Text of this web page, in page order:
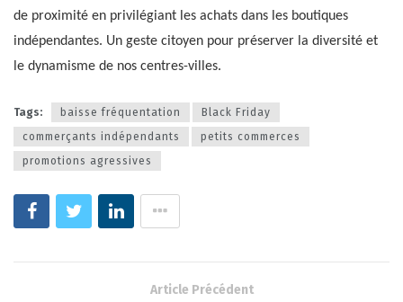
de proximité en privilégiant les achats dans les boutiques
indépendantes. Un geste citoyen pour préserver la diversité et
le dynamisme de nos centres-villes.
Tags: baisse fréquentation
Black Friday
commerçants indépendants
petits commerces
promotions agressives
Article Précédent